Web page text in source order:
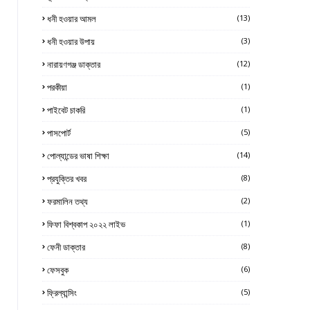
ধনী হওয়ার আমল
(13)
ধনী হওয়ার উপায় (3)
নারায়ণগঞ্জ ডাক্তার (12)
পরকীয়া (1)
পাইবেট চাকরি (1)
পাসপোর্ট (5)
পোল্যান্ডের ভাষা শিক্ষা (14)
প্রযুক্তির খবর (8)
ফরমালিন তথ্য (2)
ফিফা বিশ্বকাপ ২০২২ লাইভ (1)
ফেনী ডাক্তার (8)
ফেসবুক (6)
ফ্রিল্যান্সিং (5)